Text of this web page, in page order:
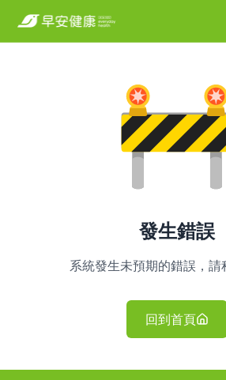
發生錯誤
系統發生未預期的錯誤，請
回到首頁